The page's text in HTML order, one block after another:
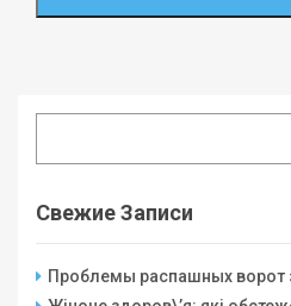
Свежие Записи
Проблемы распашных ворот